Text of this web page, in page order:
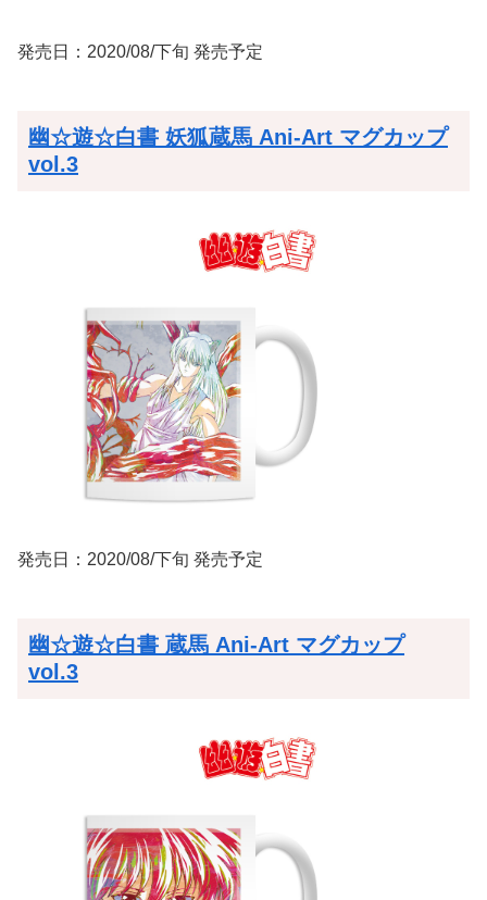
発売日：2020/08/下旬 発売予定
幽☆遊☆白書 妖狐蔵馬 Ani-Art マグカップ
vol.3
発売日：2020/08/下旬 発売予定
幽☆遊☆白書 蔵馬 Ani-Art マグカップ
vol.3